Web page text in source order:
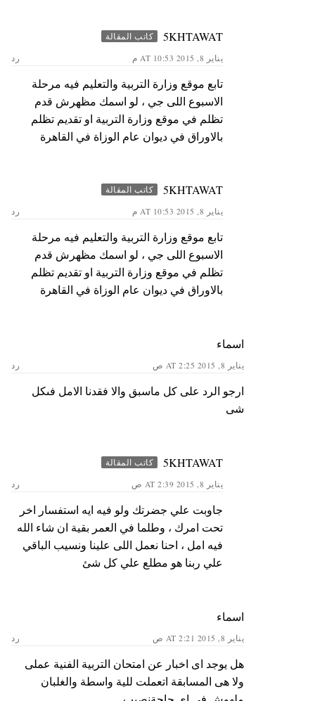
5KHTAWAT كاتب المقالة
يناير 8, 2015 AT 10:53 م رد
تابع موقع وزارة التربية والتعليم فيه مرحلة
الاسبوع اللى جي ، لو اسمك مظهرش قدم
تظلم في موقع وزارة التربية او تقديم تظلم
بالاوراق في ديوان عام الوزاة في القاهرة
5KHTAWAT كاتب المقالة
يناير 8, 2015 AT 10:53 م رد
تابع موقع وزارة التربية والتعليم فيه مرحلة
الاسبوع اللى جي ، لو اسمك مظهرش قدم
تظلم في موقع وزارة التربية او تقديم تظلم
بالاوراق في ديوان عام الوزاة في القاهرة
اسماء
يناير 8, 2015 AT 2:25 ص رد
ارجو الرد على كل ماسبق والا فقدنا الامل فىكل
شى
5KHTAWAT كاتب المقالة
يناير 8, 2015 AT 2:39 ص رد
جاوبت علي جضرتك ولو فيه ايه استفسار اخر
تحت امرك ، وطلما في العمر بقية ان شاء الله
فيه امل ، احنا نعمل اللى علينا ونسيب الباقي
علي ربنا هو مطلع علي كل شئ
اسماء
يناير 8, 2015 AT 2:21 ص رد
هل يوجد اى اخبار عن امتحان التربية الفنية عملى
ولا هى المسابقة اتعملت للية واسطة والغلبان